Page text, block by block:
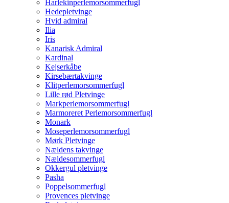
Harlekinperlemorsommerfugl
Hedepletvinge
Hvid admiral
Ilia
Iris
Kanarisk Admiral
Kardinal
Kejserkåbe
Kirsebærtakvinge
Klitperlemorsommerfugl
Lille rød Pletvinge
Markperlemorsommerfugl
Marmoreret Perlemorsommerfugl
Monark
Moseperlemorsommerfugl
Mørk Pletvinge
Nældens takvinge
Nældesommerfugl
Okkergul pletvinge
Pasha
Poppelsommerfugl
Provences pletvinge